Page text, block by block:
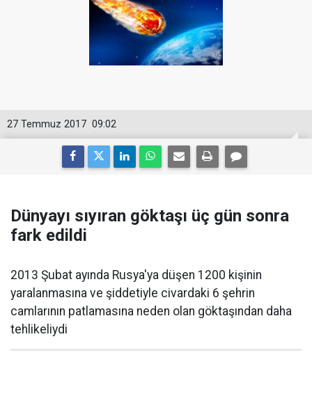
09:02
27 Temmuz 2017
Dünyayı sıyıran göktaşı üç gün sonra
fark edildi
2013 Şubat ayında Rusya'ya düşen 1200 kişinin
yaralanmasına ve şiddetiyle civardaki 6 şehrin
camlarının patlamasına neden olan göktaşından daha
tehlikeliydi